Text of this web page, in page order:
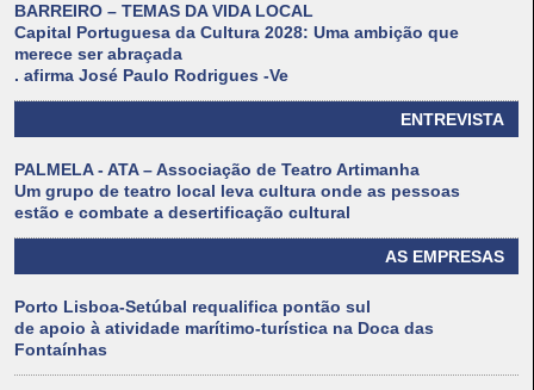
BARREIRO – TEMAS DA VIDA LOCAL
Capital Portuguesa da Cultura 2028: Uma ambição que
merece ser abraçada
. afirma José Paulo Rodrigues -Ve
ENTREVISTA
PALMELA - ATA – Associação de Teatro Artimanha
Um grupo de teatro local leva cultura onde as pessoas
estão e combate a desertificação cultural
AS EMPRESAS
Porto Lisboa-Setúbal requalifica pontão sul
de apoio à atividade marítimo-turística na Doca das
Fontaínhas